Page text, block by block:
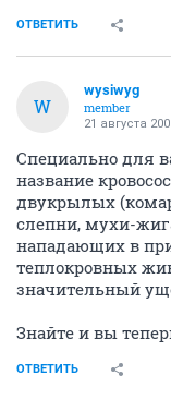
ОТВЕТИТЬ
W
wysiwyg
member
21 августа
Специально для
название
двукрылых
слепни, мухи-
нападающих в
теплокровных
значительный
Знайте и вы
ОТВЕТИТЬ